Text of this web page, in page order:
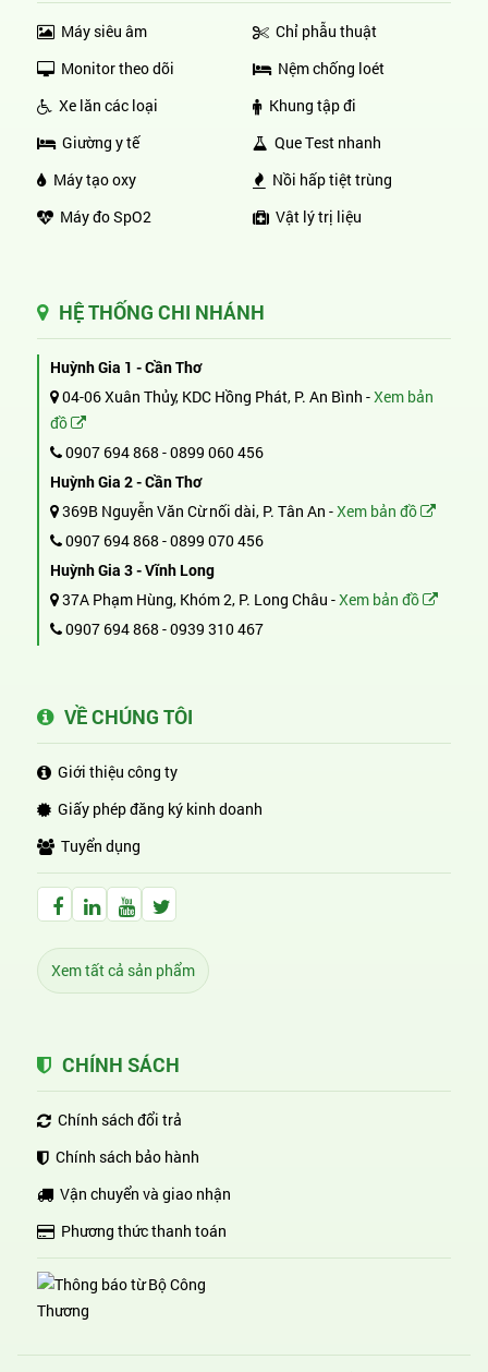
Máy siêu âm
Monitor theo dõi
Xe lăn các loại
Giường y tế
Máy tạo oxy
Máy đo SpO2
Chỉ phẫu thuật
Nệm chống loét
Khung tập đi
Que Test nhanh
Nồi hấp tiệt trùng
Vật lý trị liệu
HỆ THỐNG CHI NHÁNH
Huỳnh Gia 1 - Cần Thơ
04-06 Xuân Thủy, KDC Hồng Phát, P. An Bình -Xem bản
đồ
0907 694 868 -0899 060 456
Huỳnh Gia 2 - Cần Thơ
369B Nguyễn Văn Cừ nối dài, P. Tân An -Xem bản đồ
0907 694 868 -0899 070 456
Huỳnh Gia 3 - Vĩnh Long
37A Phạm Hùng, Khóm 2, P. Long Châu -Xem bản đồ
0907 694 868 -0939 310 467
VỀ CHÚNG TÔI
Giới thiệu công ty
Giấy phép đăng ký kinh doanh
Tuyển dụng
Facebook Huỳnh Gia Alpha
LinkedIn Huỳnh Gia Alpha
YouTube Huỳnh Gia Alpha
Twitter Huỳnh Gia Alpha
Xem tất cả sản phẩm
CHÍNH SÁCH
Chính sách đổi trả
Chính sách bảo hành
Vận chuyển và giao nhận
Phương thức thanh toán